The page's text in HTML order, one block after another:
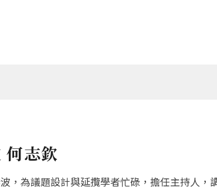
何志欽
，為議題設計與延攬學者忙碌，擔任主持人，